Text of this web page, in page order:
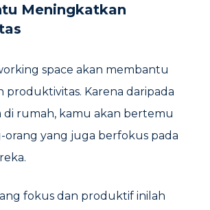
Meningkatkan
space akan membantu
produktivitas. Karena daripada
di rumah, kamu akan bertemu
orang yang juga berfokus pada
fokus dan produktif inilah